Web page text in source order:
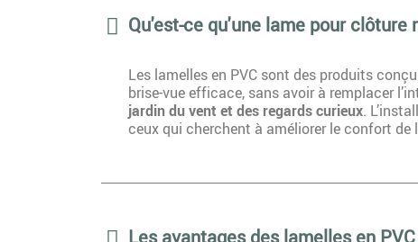
Qu'est-ce qu'une lame pour clôture
Les lamelles en PVC sont des produits
brise-vue efficace, sans avoir à remplacer
jardin du vent et des regards curieux.
ceux qui cherchent à améliorer le confort de
Les avantages des lamelles en PVC